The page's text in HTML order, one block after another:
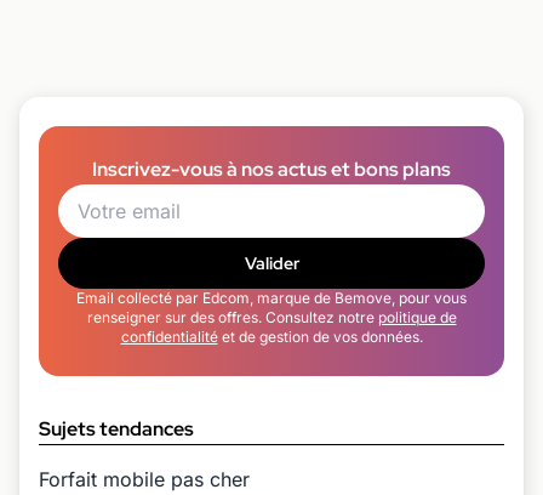
Inscrivez-vous à nos actus et bons plans
Valider
Email collecté par Edcom, marque de Bemove, pour vous
renseigner sur des offres. Consultez notre politique de
confidentialitéet de gestion de vos données.
Sujets tendances
Forfait mobile pas cher